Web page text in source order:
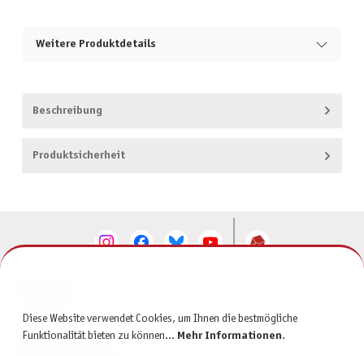
Weitere Produktdetails
Beschreibung
Produktsicherheit
SERVICE
Diese Website verwendet Cookies, um Ihnen die bestmögliche
Funktionalität bieten zu können... Mehr Informationen.